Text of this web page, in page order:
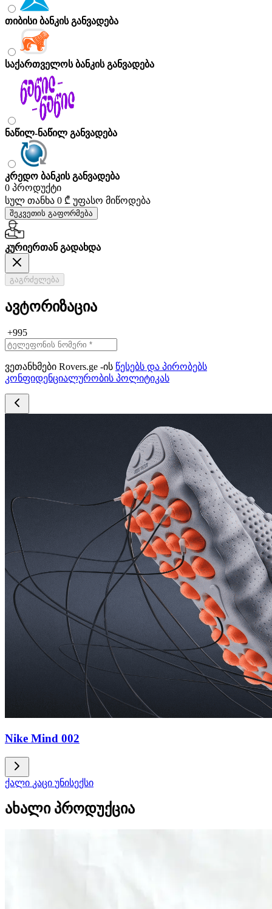
თიბისი ბანკის განვადება
საქართველოს ბანკის განვადება
ნაწილ-ნაწილ განვადება
კრედო ბანკის განვადება
0 პროდუქტი
სულ თანხა 0 ₾ უფასო მიწოდება
შეკვეთის გაფორმება
კურიერთან გადახდა
გაგრძელება
ავტორიზაცია
+995
ვეთანხმები Rovers.ge -ის წესებს და პირობებს
კონფიდენციალურობის პოლიტიკას
Nike Mind 002
ქალი კაცი უნისექსი
ახალი პროდუქცია